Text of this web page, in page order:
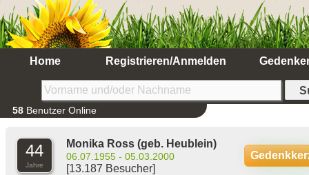
Home Registrieren/Anmelden
58 Benutzer Online
44
Jahre
Monika Ross (geb. Heublein)
06.07.1955 - 05.03.2000
[13.187 Besucher]